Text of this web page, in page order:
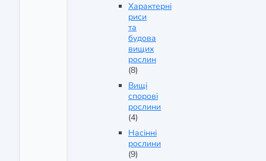
Характерні
риси
та
будова
вищих
рослин
(8)
Вищі
спорові
рослини
(4)
Насінні
рослини
(9)